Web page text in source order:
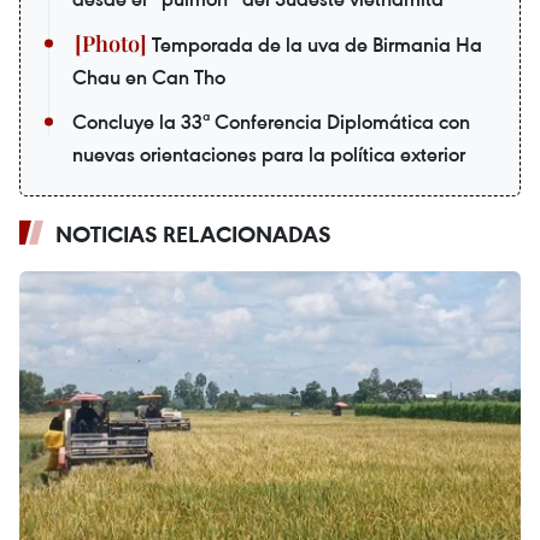
Temporada de la uva de Birmania Ha
Chau en Can Tho
Concluye la 33ª Conferencia Diplomática con
nuevas orientaciones para la política exterior
NOTICIAS RELACIONADAS